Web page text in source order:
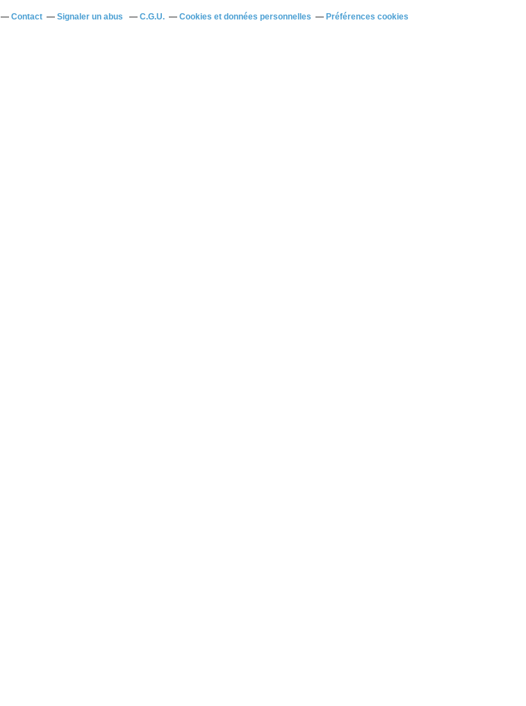
Contact Signaler un abus C.G.U. Cookies et données personnelles Préférences cookies